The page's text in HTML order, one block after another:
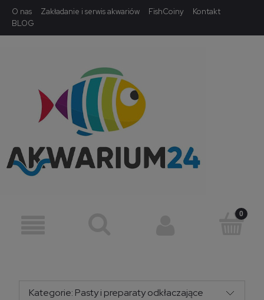
O nas Zakładanie i serwis akwariów FishCoiny
Kontakt
BLOG
Kategorie: Pasty i preparaty odkłaczające